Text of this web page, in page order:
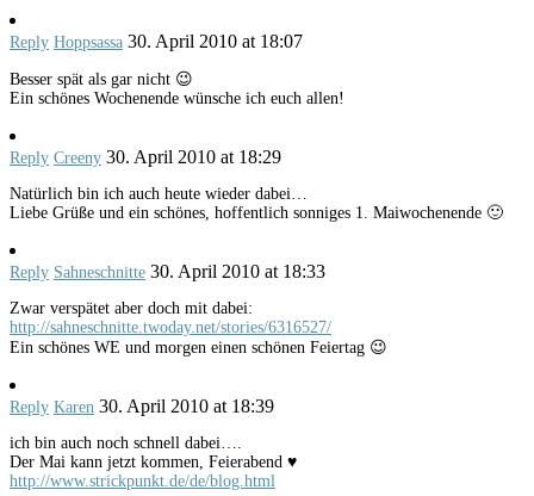
Reply Hoppsassa 30. April 2010 at 18:07
Besser spät als gar nicht 😉
Ein schönes Wochenende wünsche ich euch allen!
Reply Creeny 30. April 2010 at 18:29
Natürlich bin ich auch heute wieder dabei…
Liebe Grüße und ein schönes, hoffentlich sonniges 1. Maiwochenende 🙂
Reply Sahneschnitte 30. April 2010 at 18:33
Zwar verspätet aber doch mit dabei:
http://sahneschnitte.twoday.net/stories/6316527/
Ein schönes WE und morgen einen schönen Feiertag 😉
Reply Karen 30. April 2010 at 18:39
ich bin auch noch schnell dabei….
Der Mai kann jetzt kommen, Feierabend ♥
http://www.strickpunkt.de/de/blog.html